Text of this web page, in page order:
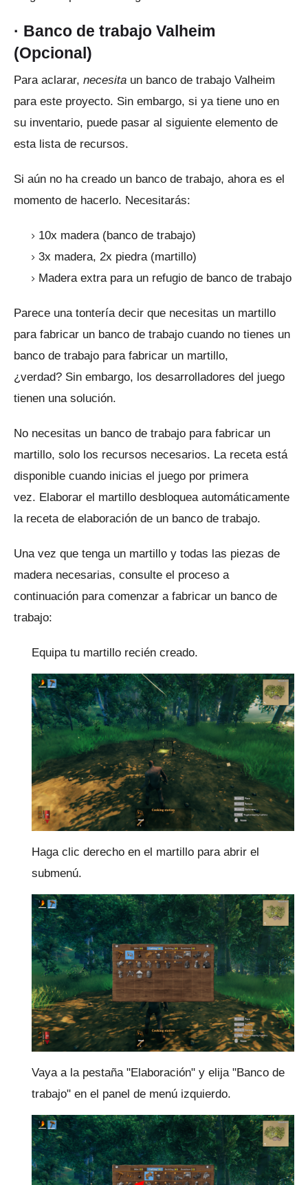
· Banco de trabajo Valheim
(Opcional)
Para aclarar, necesita un banco de trabajo Valheim
para este proyecto. Sin embargo, si ya tiene uno en
su inventario, puede pasar al siguiente elemento de
esta lista de recursos.
Si aún no ha creado un banco de trabajo, ahora es el
momento de hacerlo. Necesitarás:
10x madera (banco de trabajo)
3x madera, 2x piedra (martillo)
Madera extra para un refugio de banco de trabajo
Parece una tontería decir que necesitas un martillo
para fabricar un banco de trabajo cuando no tienes un
banco de trabajo para fabricar un martillo,
¿verdad? Sin embargo, los desarrolladores del juego
tienen una solución.
No necesitas un banco de trabajo para fabricar un
martillo, solo los recursos necesarios. La receta está
disponible cuando inicias el juego por primera
vez. Elaborar el martillo desbloquea automáticamente
la receta de elaboración de un banco de trabajo.
Una vez que tenga un martillo y todas las piezas de
madera necesarias, consulte el proceso a
continuación para comenzar a fabricar un banco de
trabajo:
Equipa tu martillo recién creado.
Haga clic derecho en el martillo para abrir el
submenú.
Vaya a la pestaña "Elaboración" y elija "Banco de
trabajo" en el panel de menú izquierdo.